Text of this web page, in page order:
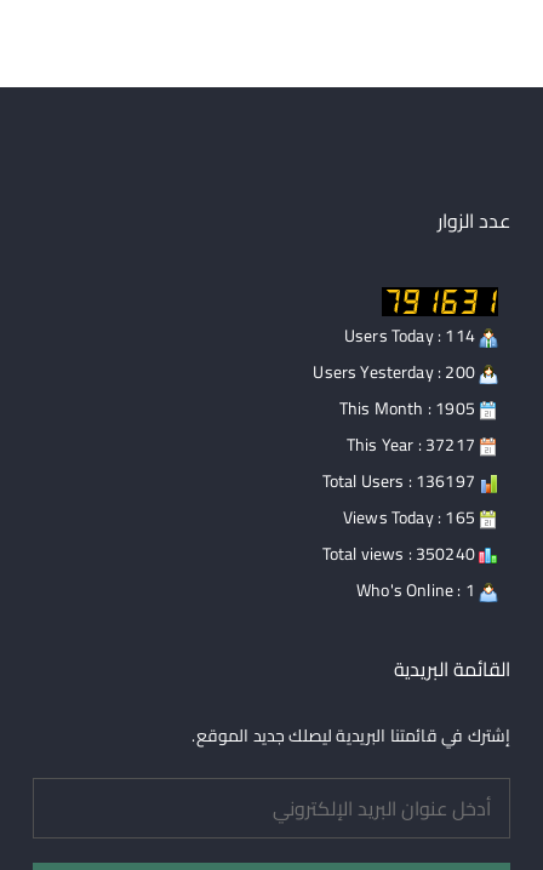
عدد الزوار
Users Today : 114
Users Yesterday : 200
Total views : 350240
Who's Online : 1
القائمة البريدية
إشترك في قائمتنا البريدية ليصلك جديد الموقع.